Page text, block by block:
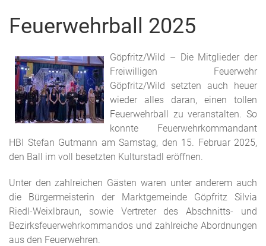
Feuerwehrball 2025
Göpfritz/Wild – Die Mitglieder der
Freiwilligen Feuerwehr
Göpfritz/Wild setzten auch heuer
wieder alles daran, einen tollen
Feuerwehrball zu veranstalten. So
konnte Feuerwehrkommandant
HBI Stefan Gutmann am Samstag, den 15. Februar 2025,
den Ball im voll besetzten Kulturstadl eröffnen.
Unter den zahlreichen Gästen waren unter anderem auch
die Bürgermeisterin der Marktgemeinde Göpfritz Silvia
Riedl-Weixlbraun, sowie Vertreter des Abschnitts- und
Bezirksfeuerwehrkommandos und zahlreiche Abordnungen
aus den Feuerwehren.